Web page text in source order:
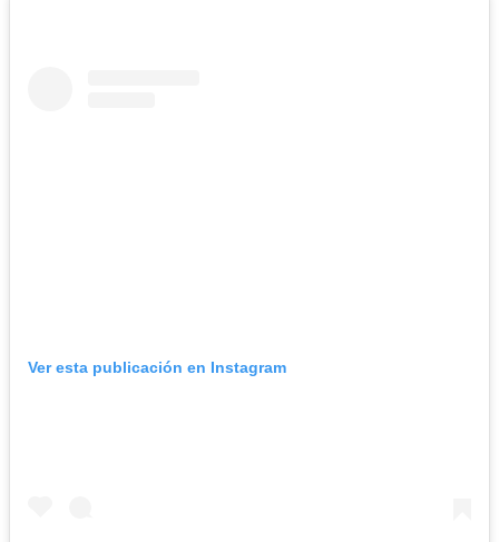
Ver esta publicación en Instagram